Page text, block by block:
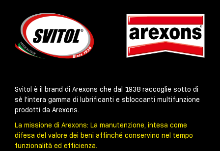
Svitol è il brand di Arexons che dal 1938 raccoglie sotto di
sè l’intera gamma di lubrificanti e sbloccanti multifunzione
prodotti da Arexons.
La missione di Arexons: La manutenzione, intesa come
difesa del valore dei beni affinché conservino nel tempo
funzionalità ed efficienza.